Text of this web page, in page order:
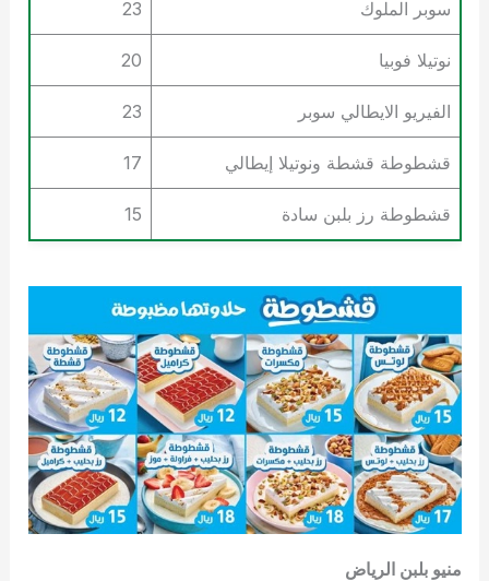
سوبر الملوك 23
نوتيلا فوبيا 20
الفيريو الايطالي سوبر 23
قشطوطة قشطة ونوتيلا إيطالي 17
قشطوطة رز بلبن سادة 15
منيو بلبن الرياض